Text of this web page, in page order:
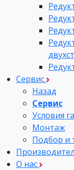
Сервис
Назад
Сервис
Условия
Монтаж
Подбор и
О нас